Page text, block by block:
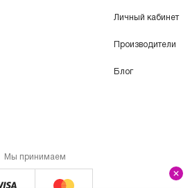
Личный кабинет
Производители
Блог
Мы принимаем